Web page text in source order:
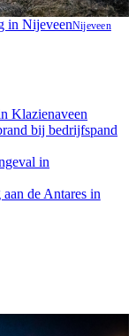
in NijeveenNijeveen
Klazienaveen
bij bedrijfspand
in
de Antares in